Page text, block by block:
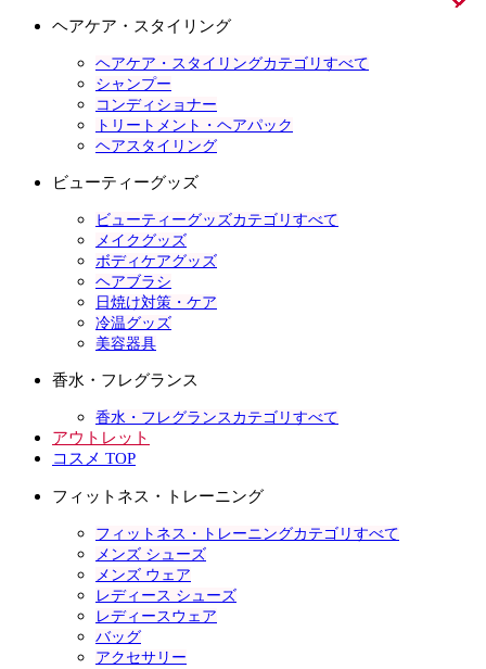
ヘアケア・スタイリング
ヘアケア・スタイリングカテゴリすべて
シャンプー
コンディショナー
トリートメント・ヘアパック
ヘアスタイリング
ビューティーグッズ
ビューティーグッズカテゴリすべて
メイクグッズ
ボディケアグッズ
ヘアブラシ
日焼け対策・ケア
冷温グッズ
美容器具
香水・フレグランス
香水・フレグランスカテゴリすべて
アウトレット
コスメ TOP
フィットネス・トレーニング
フィットネス・トレーニングカテゴリすべて
メンズ シューズ
メンズ ウェア
レディース シューズ
レディースウェア
バッグ
アクセサリー